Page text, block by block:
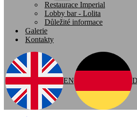
Restaurace Imperial
Lobby bar - Lolita
Důležité informace
Galerie
Kontakty
EN